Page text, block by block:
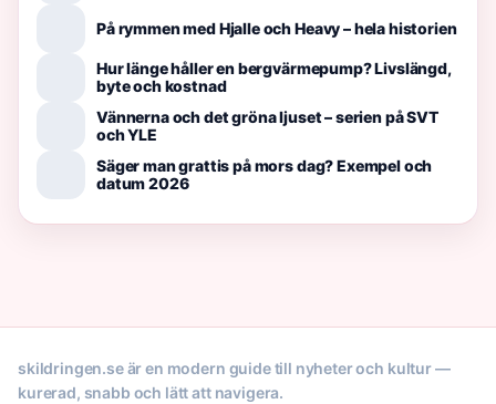
På rymmen med Hjalle och Heavy – hela historien
Hur länge håller en bergvärmepump? Livslängd,
byte och kostnad
Vännerna och det gröna ljuset – serien på SVT
och YLE
Säger man grattis på mors dag? Exempel och
datum 2026
skildringen.se är en modern guide till nyheter och kultur —
kurerad, snabb och lätt att navigera.